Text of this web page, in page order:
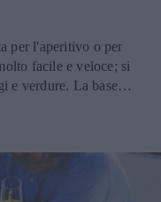
per l'aperitivo o per
facile e veloce; si
e verdure. La base di
sono perfetti da
in forno ad altissima
ricordando il più